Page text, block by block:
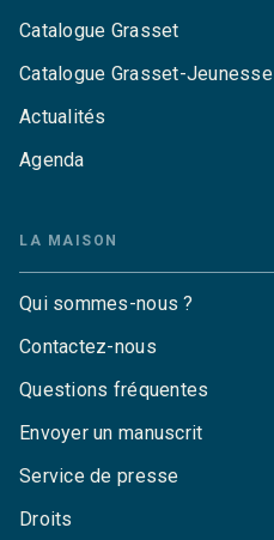
Catalogue Grasset
Catalogue Grasset-Jeunesse
Actualités
Agenda
LA MAISON
Qui sommes-nous ?
Contactez-nous
Questions fréquentes
Envoyer un manuscrit
Service de presse
Droits